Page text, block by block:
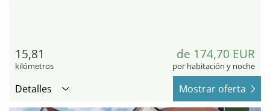
15,81
kilómetros
de 174,70 EUR
por habitación y noche
Detalles Mostrar oferta